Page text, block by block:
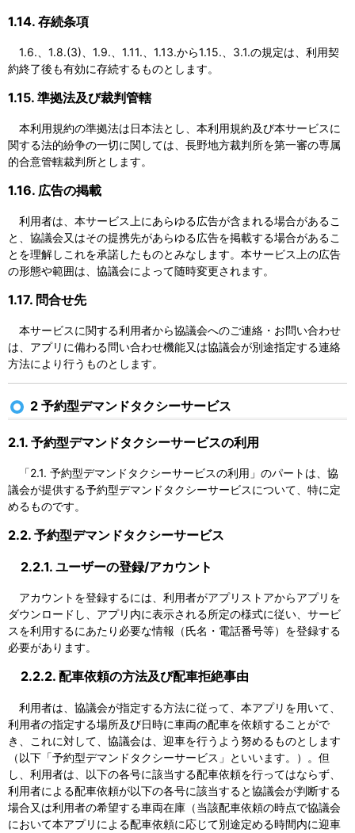
1.14. 存続条項
1.6.、1.8.(3)、1.9.、1.11.、1.13.から1.15.、3.1.の規定は、利用契
約終了後も有効に存続するものとします。
1.15. 準拠法及び裁判管轄
本利用規約の準拠法は日本法とし、本利用規約及び本サービスに
関する法的紛争の一切に関しては、長野地方裁判所を第一審の専属
的合意管轄裁判所とします。
1.16. 広告の掲載
利用者は、本サービス上にあらゆる広告が含まれる場合があるこ
と、協議会又はその提携先があらゆる広告を掲載する場合があるこ
とを理解しこれを承諾したものとみなします。本サービス上の広告
の形態や範囲は、協議会によって随時変更されます。
1.17. 問合せ先
本サービスに関する利用者から協議会へのご連絡・お問い合わせ
は、アプリに備わる問い合わせ機能又は協議会が別途指定する連絡
方法により行うものとします。
2 予約型デマンドタクシーサービス
2.1. 予約型デマンドタクシーサービスの利用
「2.1. 予約型デマンドタクシーサービスの利用」のパートは、協
議会が提供する予約型デマンドタクシーサービスについて、特に定
めるものです。
2.2. 予約型デマンドタクシーサービス
2.2.1. ユーザーの登録/アカウント
アカウントを登録するには、利用者がアプリストアからアプリを
ダウンロードし、アプリ内に表示される所定の様式に従い、サービ
スを利用するにあたり必要な情報（氏名・電話番号等）を登録する
必要があります。
2.2.2. 配車依頼の方法及び配車拒絶事由
利用者は、協議会が指定する方法に従って、本アプリを用いて、
利用者の指定する場所及び日時に車両の配車を依頼することがで
き、これに対して、協議会は、迎車を行うよう努めるものとします
（以下「予約型デマンドタクシーサービス」といいます。）。但
し、利用者は、以下の各号に該当する配車依頼を行ってはならず、
利用者による配車依頼が以下の各号に該当すると協議会が判断する
場合又は利用者の希望する車両在庫（当該配車依頼の時点で協議会
において本アプリによる配車依頼に応じて別途定める時間内に迎車